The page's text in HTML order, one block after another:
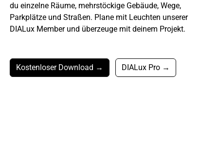
du einzelne Räume, mehrstöckige Gebäude, Wege,
Parkplätze und Straßen. Plane mit Leuchten unserer
DIALux Member und überzeuge mit deinem Projekt.
Kostenloser Download → DIALux Pro →